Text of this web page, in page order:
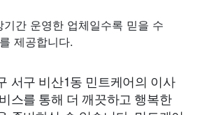
기간 운영한 업체일수록 믿을 수
제공합니다.
서구 비산1동 민트케어의 이사
스를 통해 더 깨끗하고 행복한